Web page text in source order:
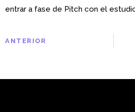
entrar a fase de Pitch con el
ANTERIOR